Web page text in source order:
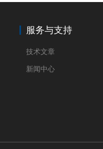
服务与支持
技术文章
新闻中心